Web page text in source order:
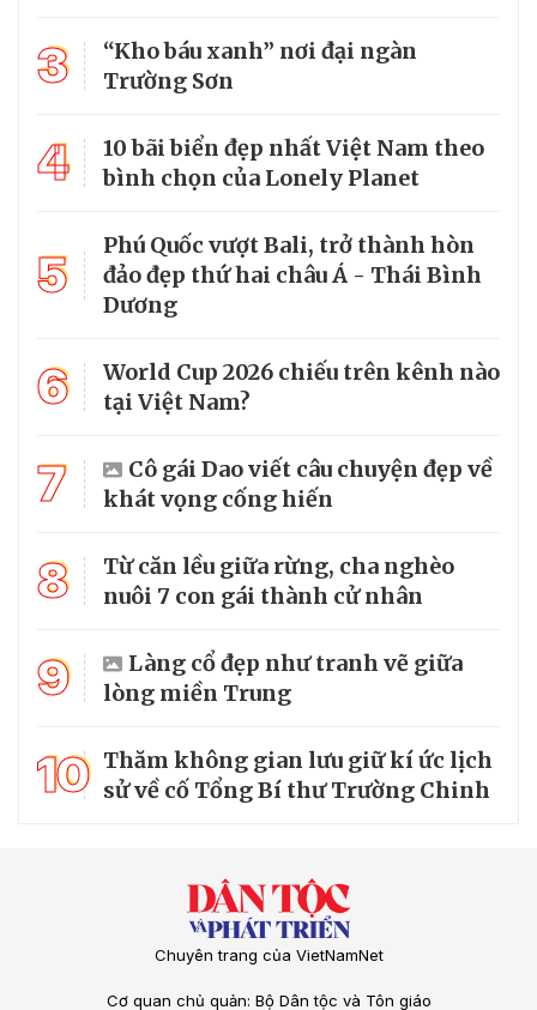
3
“Kho báu xanh” nơi đại ngàn
Trường Sơn
4
10 bãi biển đẹp nhất Việt Nam theo
bình chọn của Lonely Planet
5
Phú Quốc vượt Bali, trở thành hòn
đảo đẹp thứ hai châu Á - Thái Bình
Dương
6
World Cup 2026 chiếu trên kênh nào
tại Việt Nam?
7
Cô gái Dao viết câu chuyện đẹp về
khát vọng cống hiến
8
Từ căn lều giữa rừng, cha nghèo
nuôi 7 con gái thành cử nhân
9
Làng cổ đẹp như tranh vẽ giữa
lòng miền Trung
10 Thăm không gian lưu giữ kí ức lịch
sử về cố Tổng Bí thư Trường Chinh
Chuyên trang của VietNamNet
Cơ quan chủ quản: Bộ Dân tộc và Tôn giáo